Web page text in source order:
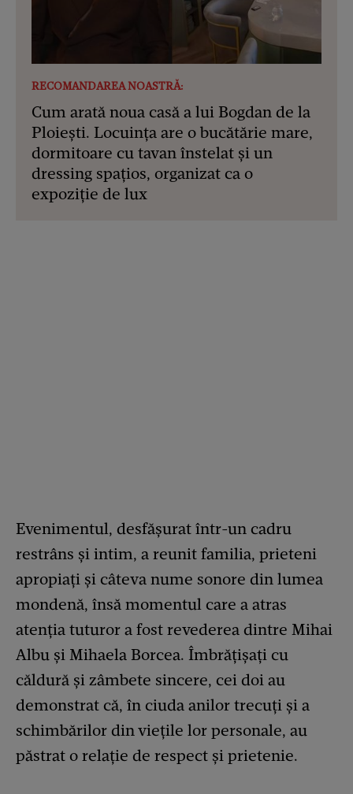
RECOMANDAREA NOASTRĂ:
Cum arată noua casă a lui Bogdan de la
Ploiești. Locuința are o bucătărie mare,
dormitoare cu tavan înstelat și un
dressing spațios, organizat ca o
expoziție de lux
Evenimentul, desfășurat într-un cadru
restrâns și intim, a reunit familia, prieteni
apropiați și câteva nume sonore din lumea
mondenă, însă momentul care a atras
atenția tuturor a fost revederea dintre Mihai
Albu și Mihaela Borcea. Îmbrățișați cu
căldură și zâmbete sincere, cei doi au
demonstrat că, în ciuda anilor trecuți și a
schimbărilor din viețile lor personale, au
păstrat o relație de respect și prietenie.